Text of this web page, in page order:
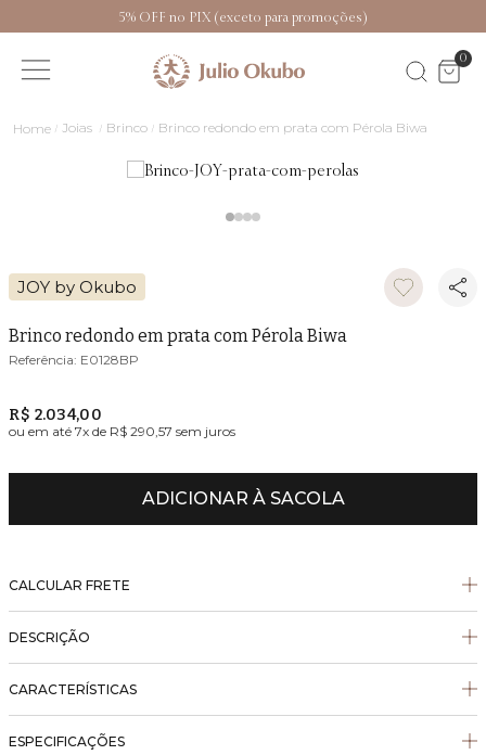
5% OFF no PIX (exceto para promoções)
0
Joias Brinco Brinco redondo em prata com Pérola Biwa
JOY by Okubo
Brinco redondo em prata com Pérola Biwa
E0128BP
R$ 2.034,00
ou em até 7x de R$ 290,57 sem juros
ADICIONAR À SACOLA
CALCULAR FRETE
DESCRIÇÃO
CARACTERÍSTICAS
ESPECIFICAÇÕES